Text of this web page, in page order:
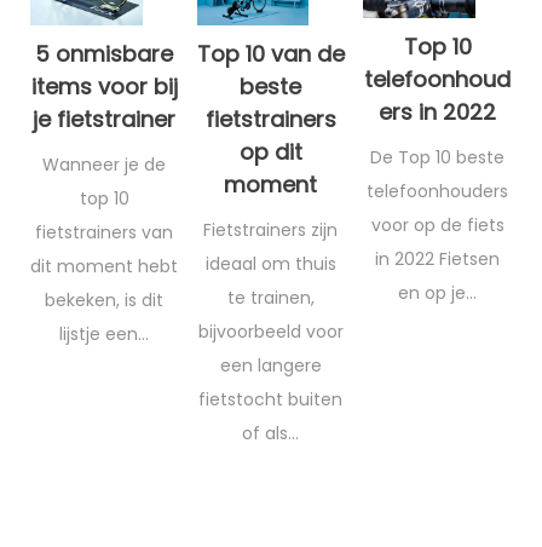
5 onmisbare
items voor bij
je fietstrainer
Wanneer je de
top 10
fietstrainers van
dit moment hebt
bekeken, is dit
lijstje een…
Top 10 van de
beste
fietstrainers
op dit
moment
Fietstrainers zijn
ideaal om thuis
te trainen,
bijvoorbeeld voor
een langere
fietstocht buiten
of als…
Top 10
telefoonhoud
ers in 2022
De Top 10 beste
telefoonhouders
voor op de fiets
in 2022 Fietsen
en op je…